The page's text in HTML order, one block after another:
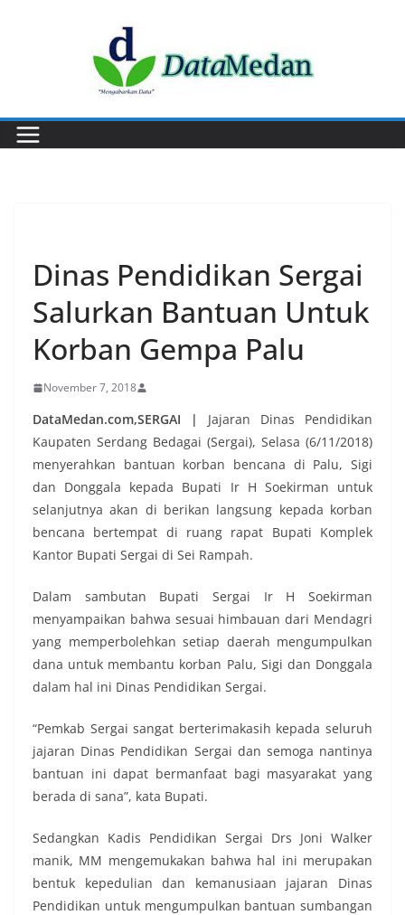
Dinas Pendidikan Sergai
Salurkan Bantuan Untuk
Korban Gempa Palu
November 7, 2018
DataMedan.com,SERGAI |
Jajaran Dinas Pendidikan
Kaupaten Serdang Bedagai (Sergai), Selasa (6/11/2018)
menyerahkan bantuan korban bencana di Palu, Sigi
dan Donggala kepada Bupati Ir H Soekirman untuk
selanjutnya akan di berikan langsung kepada korban
bencana bertempat di ruang rapat Bupati Komplek
Kantor Bupati Sergai di Sei Rampah.
Dalam sambutan Bupati Sergai Ir H Soekirman
menyampaikan bahwa sesuai himbauan dari Mendagri
yang memperbolehkan setiap daerah mengumpulkan
dana untuk membantu korban Palu, Sigi dan Donggala
dalam hal ini Dinas Pendidikan Sergai.
“Pemkab Sergai sangat berterimakasih kepada seluruh
jajaran Dinas Pendidikan Sergai dan semoga nantinya
bantuan ini dapat bermanfaat bagi masyarakat yang
berada di sana”, kata Bupati.
Sedangkan Kadis Pendidikan Sergai Drs Joni Walker
manik, MM mengemukakan bahwa hal ini merupakan
bentuk kepedulian dan kemanusiaan jajaran Dinas
Pendidikan untuk mengumpulkan bantuan sumbangan